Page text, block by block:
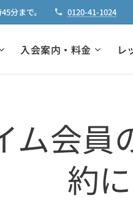
分まで。 0120-41-1024
入会案内・料金 レ
ム会員
約